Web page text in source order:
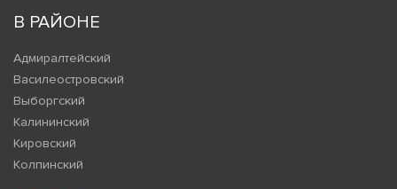
В РАЙОНЕ
Адмиралтейский
Василеостровский
Выборгский
Калининский
Кировский
Колпинский